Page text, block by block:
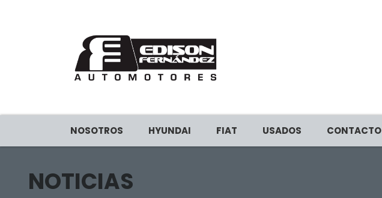
NOSOTROS HYUNDAI FIAT USADOS CONTACTO
NOTICIAS